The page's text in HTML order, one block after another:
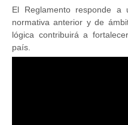
El Reglamento responde a
normativa anterior y de
lógica contribuirá a
país.